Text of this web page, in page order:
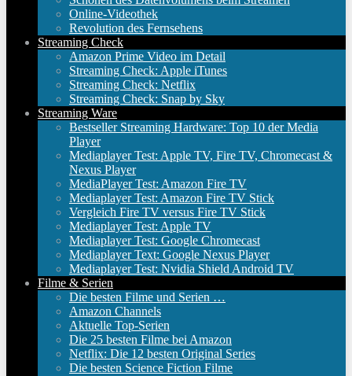
Online-Videothek
Revolution des Fernsehens
Streaming Check
Amazon Prime Video im Detail
Streaming Check: Apple iTunes
Streaming Check: Netflix
Streaming Check: Snap by Sky
Streaming Ware
Bestseller Streaming Hardware: Top 10 der Media
Player
Mediaplayer Test: Apple TV, Fire TV, Chromecast &
Nexus Player
MediaPlayer Test: Amazon Fire TV
Mediaplayer Test: Amazon Fire TV Stick
Vergleich Fire TV versus Fire TV Stick
Mediaplayer Test: Apple TV
Mediaplayer Test: Google Chromecast
Mediaplayer Text: Google Nexus Player
Mediaplayer Test: Nvidia Shield Android TV
Filme & Serien
Die besten Filme und Serien …
Amazon Channels
Aktuelle Top-Serien
Die 25 besten Filme bei Amazon
Netflix: Die 12 besten Original Series
Die besten Science Fiction Filme